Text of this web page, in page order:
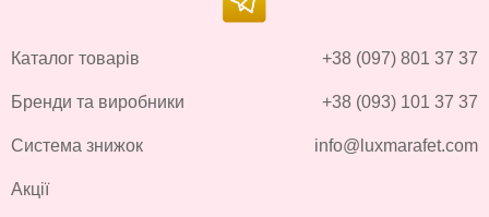
Каталог товарів
Бренди та виробники
Система знижок
Акції
+38 (097) 801 37 37
+38 (093) 101 37 37
info@luxmarafet.com